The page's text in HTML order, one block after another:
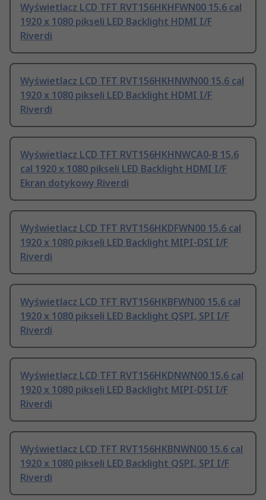
Wyświetlacz LCD TFT RVT156HKHFWN00 15.6 cal
1920 x 1080 pikseli LED Backlight HDMI I/F
Riverdi
Wyświetlacz LCD TFT RVT156HKHNWN00 15.6 cal
1920 x 1080 pikseli LED Backlight HDMI I/F
Riverdi
Wyświetlacz LCD TFT RVT156HKHNWCA0-B 15.6
cal 1920 x 1080 pikseli LED Backlight HDMI I/F
Ekran dotykowy Riverdi
Wyświetlacz LCD TFT RVT156HKDFWN00 15.6 cal
1920 x 1080 pikseli LED Backlight MIPI-DSI I/F
Riverdi
Wyświetlacz LCD TFT RVT156HKBFWN00 15.6 cal
1920 x 1080 pikseli LED Backlight QSPI, SPI I/F
Riverdi
Wyświetlacz LCD TFT RVT156HKDNWN00 15.6 cal
1920 x 1080 pikseli LED Backlight MIPI-DSI I/F
Riverdi
Wyświetlacz LCD TFT RVT156HKBNWN00 15.6 cal
1920 x 1080 pikseli LED Backlight QSPI, SPI I/F
Riverdi